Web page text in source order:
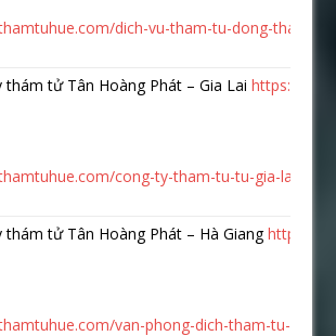
dich-vu-tham-tu-dong-thap-
thám tử Tân Hoàng Phát – Gia Laihttps://
cong-ty-tham-tu-tu-gia-lai-uy-
thám tử Tân Hoàng Phát – Hà Gianghttps://
van-phong-dich-tham-tu-ha-